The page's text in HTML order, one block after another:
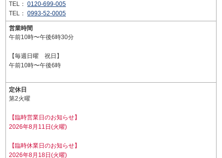
TEL： 0120-699-005
TEL： 0993-52-0005
営業時間
午前10時〜午後6時30分
【毎週日曜 祝日】
午前10時〜午後6時
定休日
第2火曜
【臨時営業日のお知らせ】
2026年8月11日(火曜)
【臨時休業日のお知らせ】
2026年8月18日(火曜)